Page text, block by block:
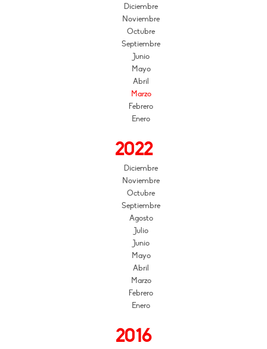
Diciembre
Noviembre
Octubre
Septiembre
Junio
Mayo
Abril
Marzo
Febrero
Enero
2022
Diciembre
Noviembre
Octubre
Septiembre
Agosto
Julio
Junio
Mayo
Abril
Marzo
Febrero
Enero
2016